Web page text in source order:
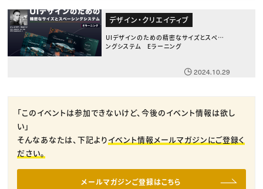
デザイン・クリエイティブ
UIデザインのための精密なサイズとスペーシ
ングシステム Eラーニング
2024.10.29
「このイベントは参加できないけど、今後のイベント情報は欲し
い」
そんなあなたは、下記よりイベント情報メールマガジンにご登録く
ださい。
メールマガジンご登録はこちら